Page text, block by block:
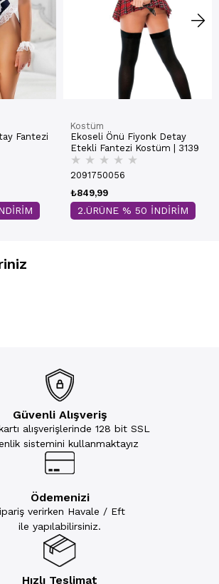
Fantezi
Kostüm
Ekoseli Önü Fiyonk Detay
Etekli Fantezi Kostüm | 3139
★ ★ ★ ★ ★
2091750056
₺849,99
2.ÜRÜNE % 50 İNDİRİM
Güvenli Alışveriş
alışverişlerinde 128 bit SSL
sistemini kullanmaktayız
Ödemenizi
verirken Havale / Eft
ile yapılabilirsiniz.
Hızlı Teslimat